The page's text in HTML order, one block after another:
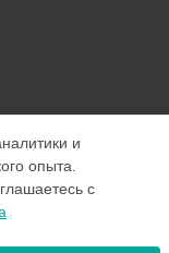
и
опыта.
с